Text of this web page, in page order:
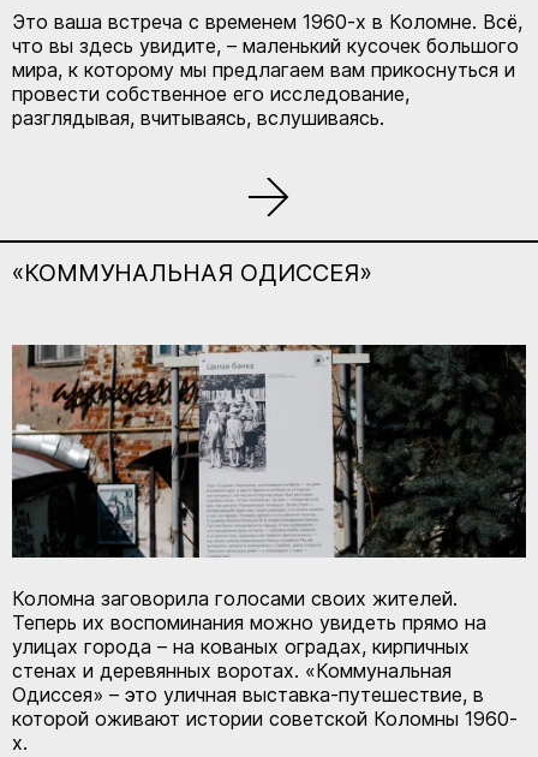
Это ваша встреча с временем 1960-х в Коломне. Всё,
что вы здесь увидите, – маленький кусочек большого
мира, к которому мы предлагаем вам прикоснуться и
провести собственное его исследование,
разглядывая, вчитываясь, вслушиваясь.
«КОММУНАЛЬНАЯ ОДИССЕЯ»
Коломна заговорила голосами своих жителей.
Теперь их воспоминания можно увидеть прямо на
улицах города – на кованых оградах, кирпичных
стенах и деревянных воротах. «Коммунальная
Одиссея» – это уличная выставка-путешествие, в
которой оживают истории советской Коломны 1960-
х.